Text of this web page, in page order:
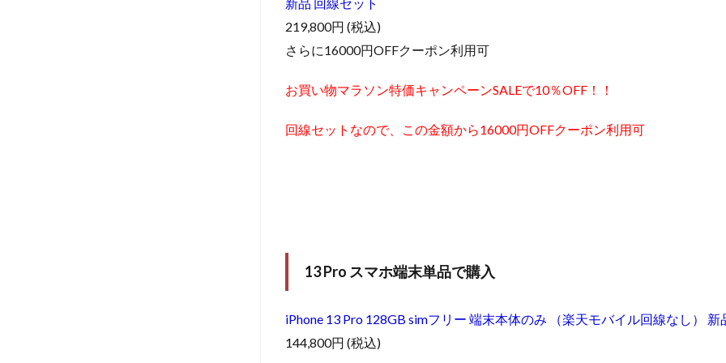
219,800円 (税込)
さらに16000円OFFクーポン利用可
お買い物マラソン特価キャンペーンSALEで10％OFF！！
回線セットなので、この金額から16000円OFFクーポン利用可
13 Pro スマホ端末単品で購入
iPhone 13 Pro 128GB simフリー 端末本体のみ （楽天モバイル回線なし） 新
144,800円 (税込)